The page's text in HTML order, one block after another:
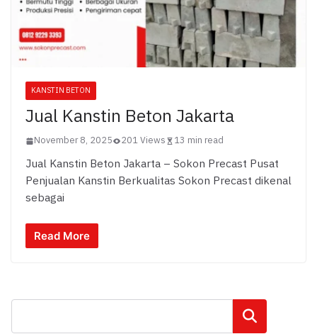
KANSTIN BETON
Jual Kanstin Beton Jakarta
November 8, 2025 201 Views 13 min read
Jual Kanstin Beton Jakarta – Sokon Precast Pusat
Penjualan Kanstin Berkualitas Sokon Precast dikenal
sebagai
Read More
Cari